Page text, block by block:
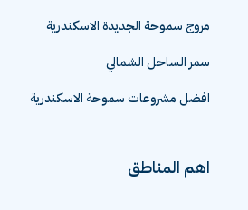
مروج سموحة الجديدة الاسكندرية
سمر الساحل الشمالي
افضل مشروعات سموحة الاسكندرية
اهم المناطق